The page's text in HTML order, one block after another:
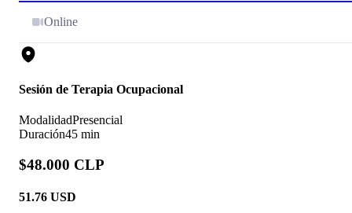
Online
Sesión de Terapia Ocupacional
ModalidadPresencial
Duración45 min
$48.000 CLP
51.76 USD